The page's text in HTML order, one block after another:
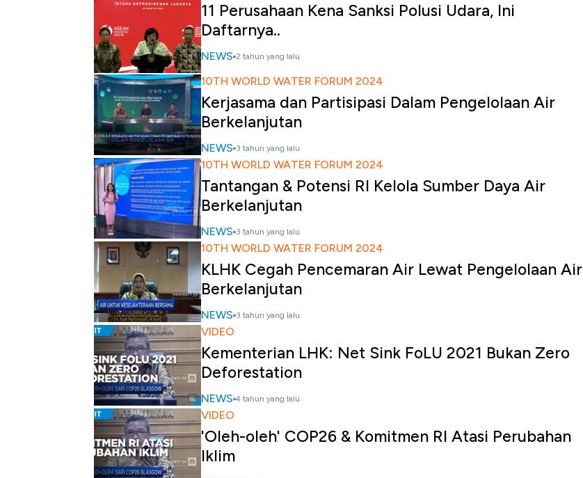
11 Perusahaan Kena Sanksi Polusi Udara, Ini
Daftarnya..
NEWS 2 tahun yang lalu
10TH WORLD WATER FORUM 2024
Kerjasama dan Partisipasi Dalam Pengelolaan Air
Berkelanjutan
NEWS 3 tahun yang lalu
10TH WORLD WATER FORUM 2024
Tantangan & Potensi RI Kelola Sumber Daya Air
Berkelanjutan
NEWS 3 tahun yang lalu
10TH WORLD WATER FORUM 2024
KLHK Cegah Pencemaran Air Lewat Pengelolaan Air
Berkelanjutan
NEWS 3 tahun yang lalu
VIDEO
Kementerian LHK: Net Sink FoLU 2021 Bukan Zero
Deforestation
NEWS 4 tahun yang lalu
VIDEO
'Oleh-oleh' COP26 & Komitmen RI Atasi Perubahan
Iklim